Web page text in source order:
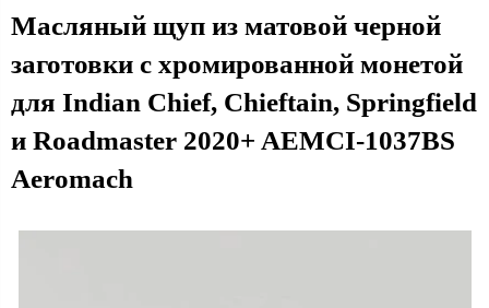
Масляный щуп из матовой черной
заготовки с хромированной монетой
для Indian Chief, Chieftain, Springfield
и Roadmaster 2020+ AEMCI-1037BS
Aeromach